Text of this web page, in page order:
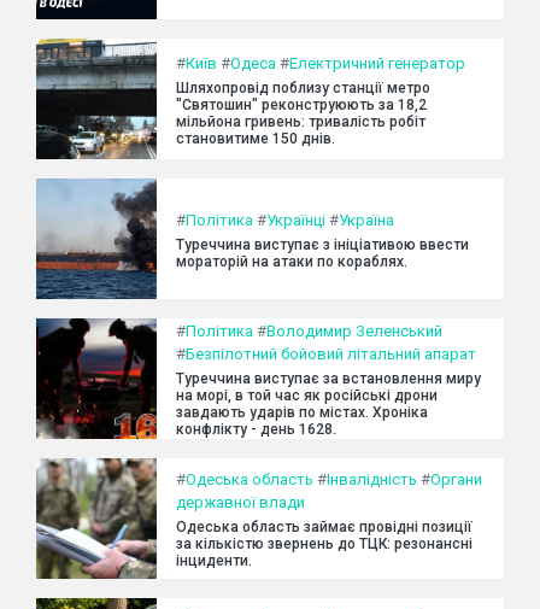
#Київ #Одеса #Електричний генератор
Шляхопровід поблизу станції метро
"Святошин" реконструюють за 18,2
мільйона гривень: тривалість робіт
становитиме 150 днів.
#Політика #Українці #Україна
Туреччина виступає з ініціативою ввести
мораторій на атаки по кораблях.
#Політика #Володимир Зеленський
#Безпілотний бойовий літальний апарат
Туреччина виступає за встановлення миру
на морі, в той час як російські дрони
завдають ударів по містах. Хроніка
конфлікту - день 1628.
#Одеська область #Інвалідність #Органи
державної влади
Одеська область займає провідні позиції
за кількістю звернень до ТЦК: резонансні
інциденти.